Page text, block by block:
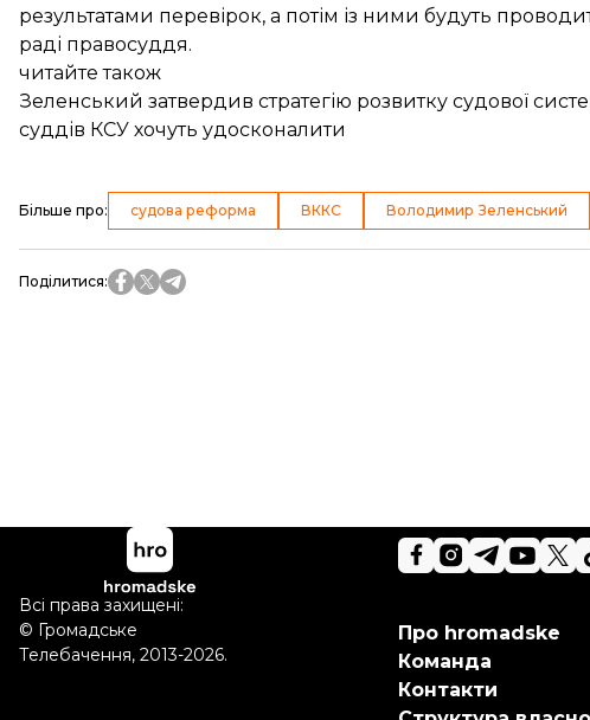
результатами перевірок, а потім із ними будуть
раді правосуддя.
читайте також
Зеленський затвердив стратегію розвитку судової
суддів КСУ хочуть удосконалити
Більше про: судова реформа ВККС Володимир Зеленський
Поділитися:
Про hromadske
Команда
Контакти
Всі права захищені:
© Громадське
Телебачення, 2013-2026.